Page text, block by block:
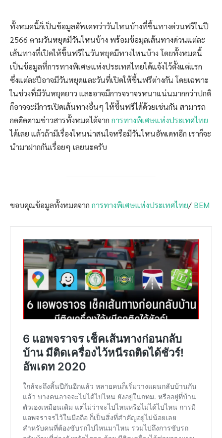
ทั้งหมดนี้ก็เป็นข้อมูลอัพเดทว่าวันไหนบ้างที่ขึ้นทางด่วนฟรีในปี
2566 ตามวันหยุดมีวันไหนบ้าง พร้อมข้อมุลเส้นทางด่วนแต่ละ
เส้นทางที่เปิดให้ขึ้นฟรีในวันหยุดมีทางไหนบ้าง โดยทั้งหมดนี้
เป็นข้อมูลที่การทางพิเศษแห่งประเทศไทยได้แจ้งไว้ตั้งแต่แรก
ซึ่งแต่ละปีอาจมีวันหยุดและวันที่เปิดให้ขึ้นฟรีต่างกัน โดยเฉพาะ
ในช่วงที่มีวันหยุดยาว และอาจมีการจราจรหนาแน่นมากกว่าปกติ
ก็อาจจะมีการเปิดเส้นทางอื่นๆ ให้ขึ้นฟรีได้ด้วยเช่นกัน สามารถ
กดติดตามข่าวสารทั้งหมดได้จาก การทางพิเศษแห่งประเทศไทย
ได้เลย แล้วถ้ามีเรื่องไหนน่าสนใจหรือมีวันไหนอัพเดทอีก เราก็จะ
นำมาฝากกันเรื่อยๆ เลยนะครับ
ขอบคุณข้อมูลทั้งหมดจาก การทางพิเศษแห่งประเทศไทย/ BEM